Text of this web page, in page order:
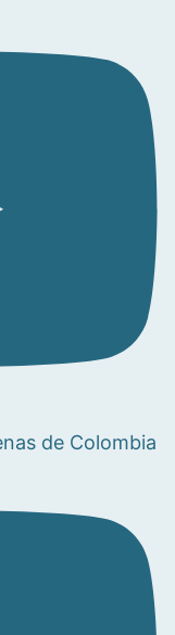
de Colombia